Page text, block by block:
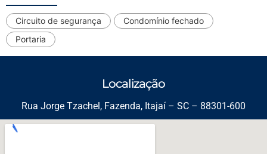
Circuito de segurança
Condomínio fechado
Portaria
Localização
Rua Jorge Tzachel, Fazenda, Itajaí – SC – 88301-600